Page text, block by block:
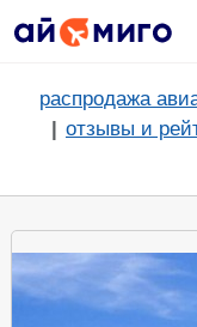
распродажа
отзывы и